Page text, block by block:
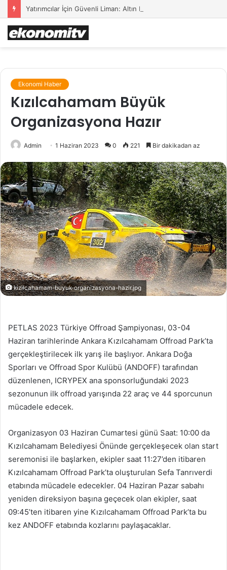
Yatırımcılar İçin Güvenli Liman: Altın Hâlâ İlk Sırada mı?
Ekonomi Haber
Kızılcahamam Büyük
Organizasyona Hazır
Admin 1 Haziran 2023 0 221 Bir dakikadan az
kizilcahamam-buyuk-organizasyona-hazir.jpg
PETLAS 2023 Türkiye Offroad Şampiyonası, 03-04
Haziran tarihlerinde Ankara Kızılcahamam Offroad Park’ta
gerçekleştirilecek ilk yarış ile başlıyor. Ankara Doğa
Sporları ve Offroad Spor Kulübü (ANDOFF) tarafından
düzenlenen, ICRYPEX ana sponsorluğundaki 2023
sezonunun ilk offroad yarışında 22 araç ve 44 sporcunun
mücadele edecek.
Organizasyon 03 Haziran Cumartesi günü Saat: 10:00 da
Kızılcahamam Belediyesi Önünde gerçekleşecek olan start
seremonisi ile başlarken, ekipler saat 11:27’den itibaren
Kızılcahamam Offroad Park’ta oluşturulan Sefa Tanrıverdi
etabında mücadele edecekler. 04 Haziran Pazar sabahı
yeniden direksiyon başına geçecek olan ekipler, saat
09:45’ten itibaren yine Kızılcahamam Offroad Park’ta bu
kez ANDOFF etabında kozlarını paylaşacaklar.